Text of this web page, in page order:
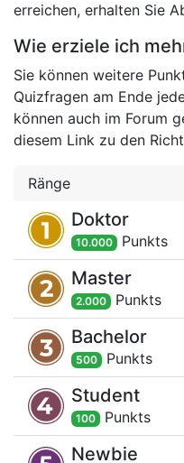
erreichen, erhalten Sie
Wie erziele ich
Sie können weitere
Quizfragen am Ende
können auch im Forum
diesem Link zu den
Ränge
Doktor
10.000 Punkts
Master
2.000 Punkts
Bachelor
500 Punkts
Student
100 Punkts
Newbie